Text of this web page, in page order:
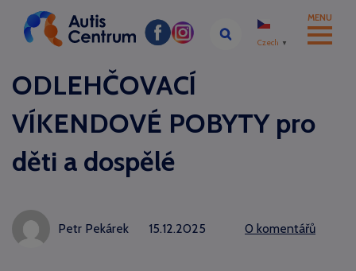
Czech ▼
MENU
ODLEHČOVACÍ
VÍKENDOVÉ POBYTY pro
děti a dospělé
Petr Pekárek 15.12.2025 0 komentářů